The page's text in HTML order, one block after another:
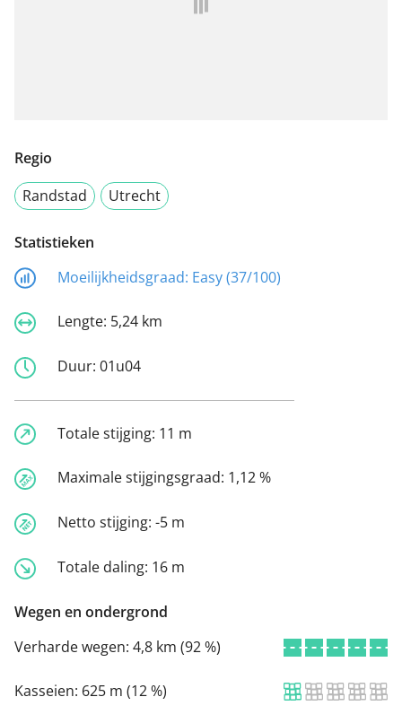
Regio
Randstad
Utrecht
Statistieken
Moeilijkheidsgraad: Easy (37/100)
Lengte: 5,24 km
Duur: 01u04
Totale stijging: 11 m
Maximale stijgingsgraad: 1,12 %
Netto stijging: -5 m
Totale daling: 16 m
Wegen en ondergrond
Verharde wegen: 4,8 km (92 %)
Kasseien: 625 m (12 %)